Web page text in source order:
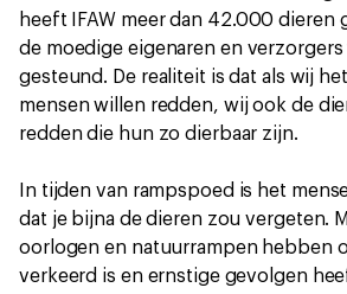
heeft IFAW meer dan 42.000 dieren
de moedige eigenaren en
gesteund. De realiteit is dat als wij
mensen willen redden, wij ook de
redden die hun zo dierbaar zijn.
In tijden van rampspoed is het
dat je bijna de dieren zou vergeten.
oorlogen en natuurrampen hebben
verkeerd is en ernstige gevolgen